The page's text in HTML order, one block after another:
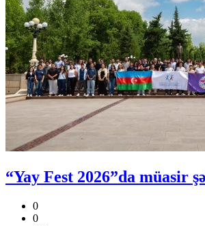
“Yay Fest 2026”da müasir
0
0